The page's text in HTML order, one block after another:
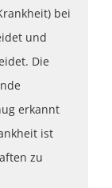
bei
und
Die
erkannt
ist
zu